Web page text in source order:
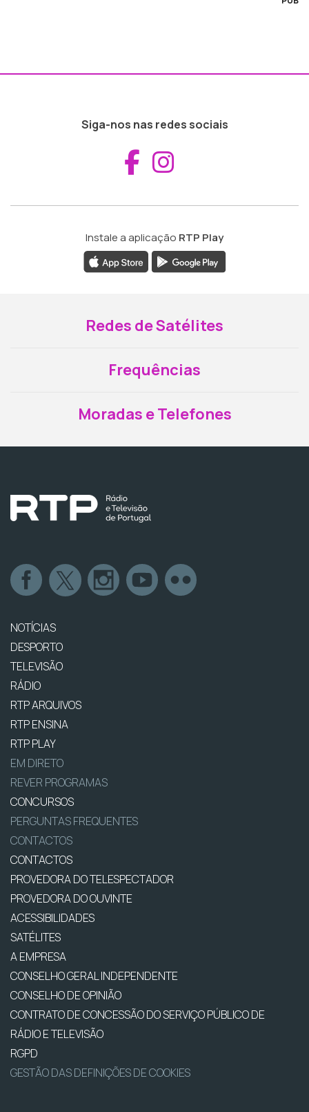
Siga-nos nas redes sociais
Aceder ao
Instale a aplicação RTP Play
Redes de Satélites
Frequências
Moradas e Telefones
NOTÍCIAS
DESPORTO
TELEVISÃO
RÁDIO
RTP ARQUIVOS
RTP ENSINA
RTP PLAY
EM DIRETO
REVER PROGRAMAS
CONCURSOS
PERGUNTAS FREQUENTES
CONTACTOS
CONTACTOS
PROVEDORA DO TELESPECTADOR
PROVEDORA DO OUVINTE
ACESSIBILIDADES
SATÉLITES
A EMPRESA
CONSELHO GERAL INDEPENDENTE
CONSELHO DE OPINIÃO
CONTRATO DE CONCESSÃO DO SERVIÇO PÚBLICO DE
RÁDIO E TELEVISÃO
RGPD
GESTÃO DAS DEFINIÇÕES DE COOKIES